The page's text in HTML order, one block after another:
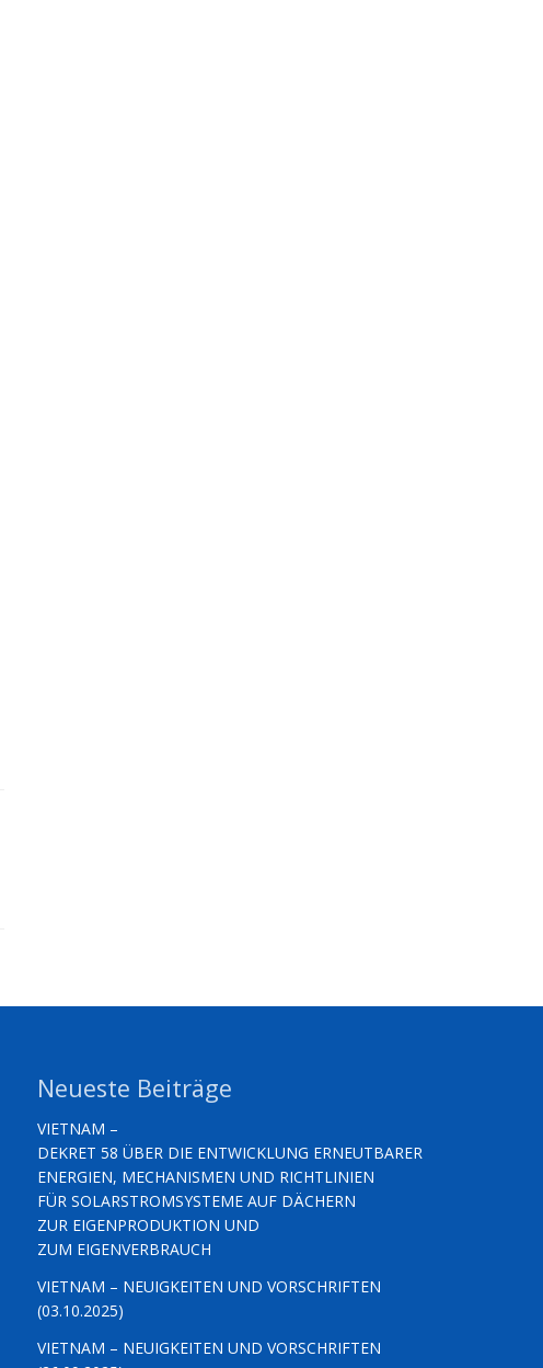
Neueste Beiträge
VIETNAM –
DEKRET 58 ÜBER DIE ENTWICKLUNG ERNEUTBARER
ENERGIEN, MECHANISMEN UND RICHTLINIEN
FÜR SOLARSTROMSYSTEME AUF DÄCHERN
ZUR EIGENPRODUKTION UND
ZUM EIGENVERBRAUCH
VIETNAM – NEUIGKEITEN UND VORSCHRIFTEN
(03.10.2025)
VIETNAM – NEUIGKEITEN UND VORSCHRIFTEN